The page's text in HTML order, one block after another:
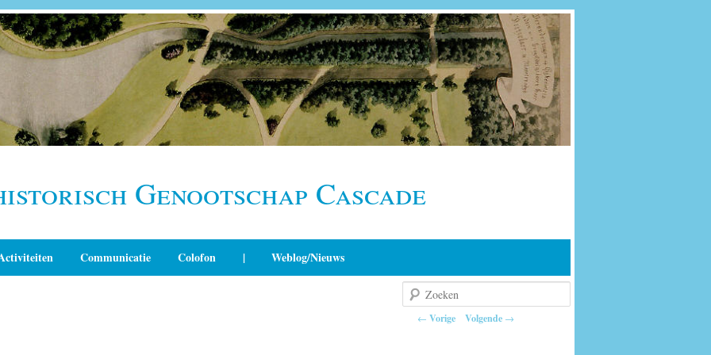
Genootschap Cascade
Communicatie Colofon | Weblog/Nieuws
Berichtnavigatie
← Vorige Volgende →